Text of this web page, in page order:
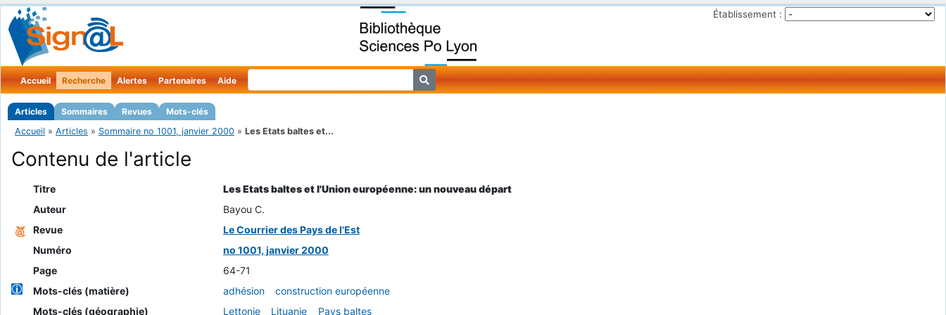
Établissement :
Accueil Recherche
Articles Sommaires Revues Mots-clés
Alertes Partenaires Aide
Accueil » Articles » Sommaire no 1001, janvier 2000 » Les Etats baltes et...
Contenu de l'article
Titre
Les Etats baltes et l'Union européenne: un nouveau départ
Auteur
Bayou C.
Revue
Le Courrier des Pays de l'Est
Numéro
no 1001, janvier 2000
Page
64-71
Mots-clés (matière)
adhésion
construction européenne
Mots-clés (géographie)
Lettonie Lituanie
Pays baltes